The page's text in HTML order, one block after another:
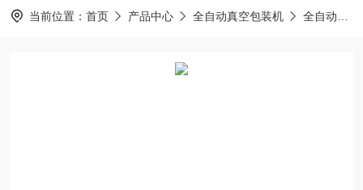
当前位置： 首页 产品中心 全自动真空包装机 全自动拉伸膜真空包装机